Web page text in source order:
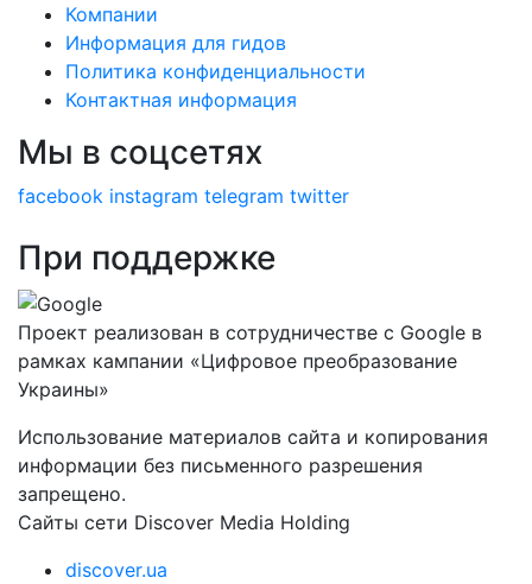
Компании
Информация для гидов
Политика конфиденциальности
Контактная информация
Мы в соцсетях
facebook instagram telegram twitter
При поддержке
Проект реализован в сотрудничестве с Google в
рамках кампании «Цифровое преобразование
Украины»
Использование материалов сайта и копирования
информации без письменного разрешения
запрещено.
Сайты сети Discover Media Holding
discover.ua